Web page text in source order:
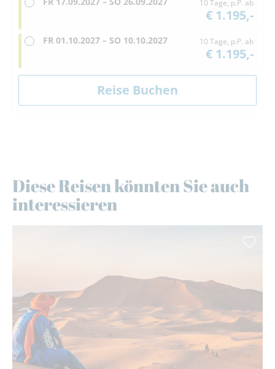
10 Tage, p.P. ab
€ 1.195,-
FR 01.10.2027 – SO 10.10.2027 10 Tage, p.P. ab
€ 1.195,-
Diese Reisen könnten Sie auch
interessieren